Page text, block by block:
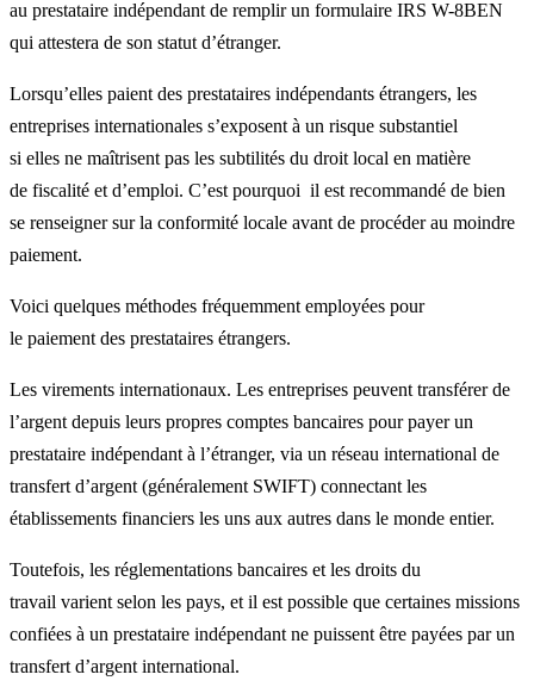
au prestataire indépendant de remplir un formulaire IRS W-8BEN
qui attestera de son statut d’étranger.
Lorsqu’elles paient des prestataires indépendants étrangers, les
entreprises internationales s’exposent à un risque substantiel
si elles ne maîtrisent pas les subtilités du droit local en matière
de fiscalité et d’emploi. C’est pourquoi il est recommandé de bien
se renseigner sur la conformité locale avant de procéder au moindre
paiement.
Voici quelques méthodes fréquemment employées pour
le paiement des prestataires étrangers.
Les virements internationaux. Les entreprises peuvent transférer de
l’argent depuis leurs propres comptes bancaires pour payer un
prestataire indépendant à l’étranger, via un réseau international de
transfert d’argent (généralement SWIFT) connectant les
établissements financiers les uns aux autres dans le monde entier.
Toutefois, les réglementations bancaires et les droits du
travail varient selon les pays, et il est possible que certaines missions
confiées à un prestataire indépendant ne puissent être payées par un
transfert d’argent international.